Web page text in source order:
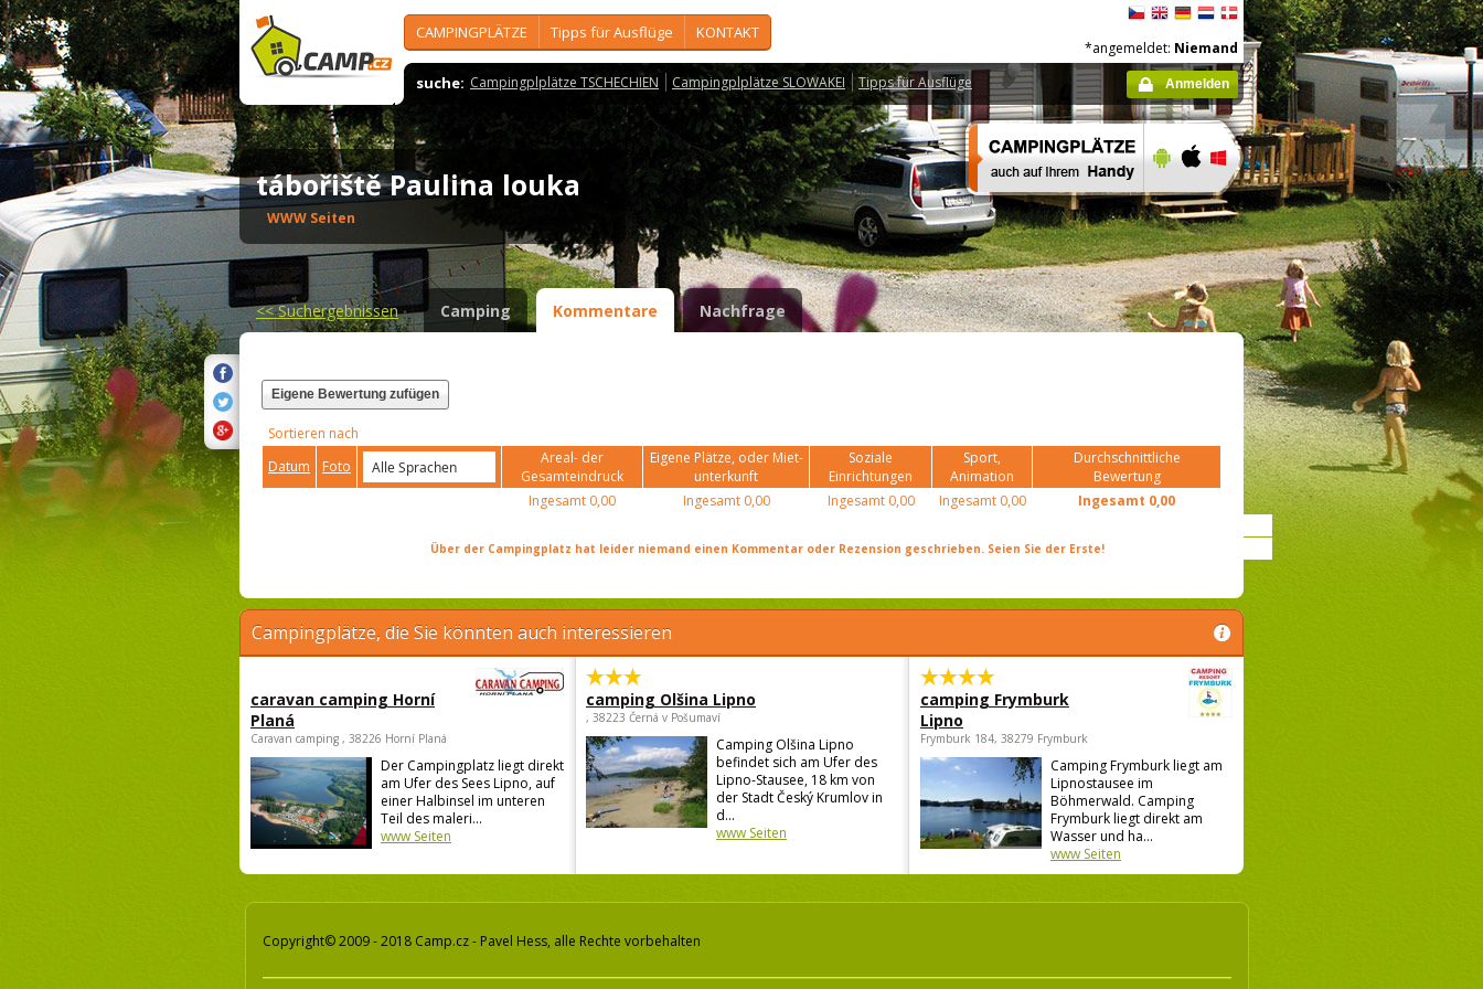
CAMPINGPLÄTZE Tipps für Ausflüge KONTAKT
suche: Campingplplätze TSCHECHIEN Campingplplätze SLOWAKEI Tipps für Ausflüge
*angemeldet: Niemand
Anmelden
tábořiště Paulina louka
WWW Seiten
<<Suchergebnissen Camping Kommentare Nachfrage
Eigene Bewertung zufügen
Sortieren nach
Datum
Foto
Areal- der
Gesamteindruck
Eigene Plätze, oder Miet-
unterkunft
Soziale
Einrichtungen
Sport,
Animation
Durchschnittliche
Bewertung
Ingesamt 0,00 Ingesamt0,00 Ingesamt0,00 Ingesamt0,00 Ingesamt 0,00
Über der Campingplatz hat leider niemand einen Kommentar oder Rezension geschrieben. Seien Sie der Erste!
Campingplätze, die Sie könnten auch interessieren
caravan camping Horní
Planá
Caravan camping , 38226 Horní Planá
Der Campingplatz liegt direkt
am Ufer des Sees Lipno, auf
einer Halbinsel im unteren
Teil des maleri...
www Seiten
camping Olšina Lipno
, 38223 Černá v Pošumaví
Camping Olšina Lipno
befindet sich am Ufer des
Lipno-Stausee, 18 km von
der Stadt Český Krumlov in
d...
www Seiten
camping Frymburk
Lipno
Frymburk 184, 38279 Frymburk
Camping Frymburk liegt am
Lipnostausee im
Böhmerwald. Camping
Frymburk liegt direkt am
Wasser und ha...
www Seiten
Copyright© 2009 - 2018 Camp.cz - Pavel Hess, alle Rechte vorbehalten